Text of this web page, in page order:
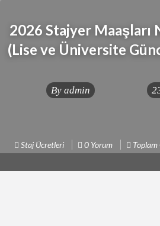
2026 Stajyer Maaşları
(Lise ve Üniversite
By admin
Staj Ücretleri 0 Yorum